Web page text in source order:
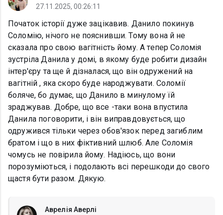
27.11.2025, 00:26:11
Початок історії дуже зацікавив. Данило покинув
Соломію, нічого не пояснивши. Тому вона й не
сказала про свою вагітність йому. А тепер Соломія
зустріла Данила у домі, в якому буде робити дизайн
інтер'єру та ще й дізналася, що він одружений на
вагітній , яка скоро буде народжувати. Соломії
боляче, бо думає, що Данило в минулому їй
зраджував. Добре, що все -таки вона впустила
Данила поговорити, і він виправдовується, що
одружився тільки через обов'язок перед загиблим
братом і що в них фіктивний шлюб. Але Соломія
чомусь не повірила йому. Надіюсь, що вони
порозуміються, і подолають всі перешкоди до свого
щастя бути разом. Дякую.
Аврелія Аверлі